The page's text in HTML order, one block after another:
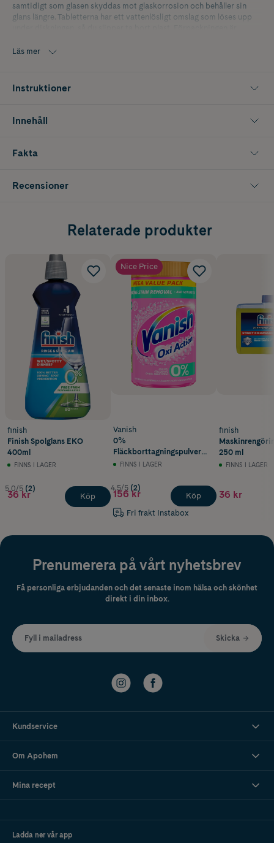
samtidigt som glasen skyddas mot glaskorrosion och behåller sin
glans längre. Tabletterna har ett vattenlösligt omslag som löses upp
Läs mer
Instruktioner
Innehåll
Fakta
Recensioner
Relaterade produkter
finish
Finish Spolglans EKO
400ml
FINNS I LAGER
5.0/5 (2)
36 kr Köp
Nice Price
Vanish
0%
Fläckborttagningspulver
1320 g
FINNS I LAGER
4.5/5 (2)
156 kr
Fri frakt Instabox
Köp
finish
250 ml
FINNS I LAGER
36 kr
Prenumerera på vårt nyhetsbrev
Få personliga erbjudanden och det senaste inom hälsa och skönhet
direkt i din inbox.
Fyll i mailadress Skicka
Kundservice
Om Apohem
Mina recept
Ladda ner vår app